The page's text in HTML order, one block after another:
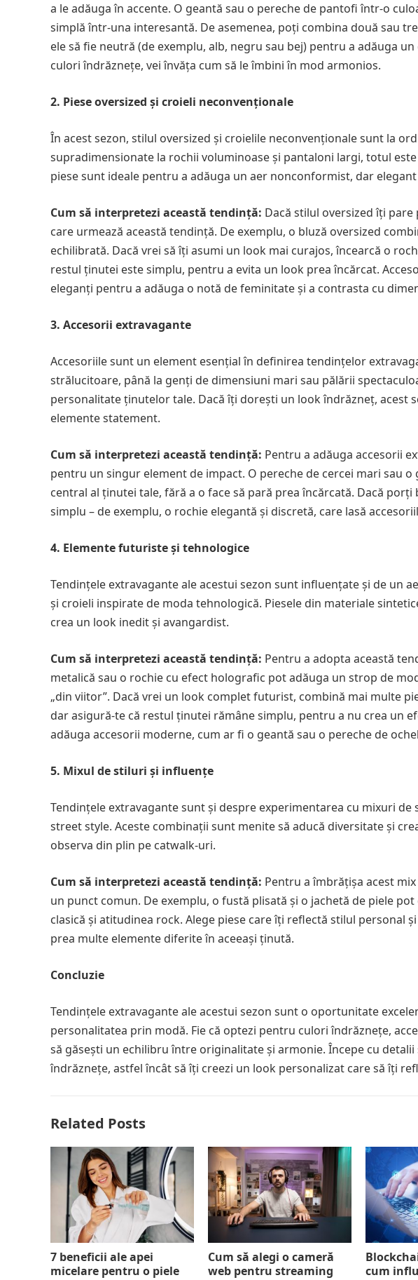
a le adăuga în accente. O geantă sau o pereche de pantofi într-o
simplă într-una interesantă. De asemenea, poți combina două sau
ele să fie neutră (de exemplu, alb, negru sau bej) pentru a adăuga
culori îndrăznețe, vei învăța cum să le îmbini în mod armonios.
2. Piese oversized și croieli neconvenționale
În acest sezon, stilul oversized și croielile neconvenționale sunt la
supradimensionate la rochii voluminoase și pantaloni largi, totul
piese sunt ideale pentru a adăuga un aer nonconformist, dar
Cum să interpretezi această tendință: Dacă stilul oversized îți
care urmează această tendință. De exemplu, o bluză oversized
echilibrată. Dacă vrei să îți asumi un look mai curajos, încearcă o
restul ținutei este simplu, pentru a evita un look prea încărcat.
eleganți pentru a adăuga o notă de feminitate și a contrasta cu
3. Accesorii extravagante
Accesoriile sunt un element esențial în definirea tendințelor
strălucitoare, până la genți de dimensiuni mari sau pălării
personalitate ținutelor tale. Dacă îți dorești un look îndrăzneț, acest
elemente statement.
Cum să interpretezi această tendință: Pentru a adăuga accesorii
pentru un singur element de impact. O pereche de cercei mari sau
central al ținutei tale, fără a o face să pară prea încărcată. Dacă
simplu – de exemplu, o rochie elegantă și discretă, care lasă
4. Elemente futuriste și tehnologice
Tendințele extravagante ale acestui sezon sunt influențate și de un
și croieli inspirate de moda tehnologică. Piesele din materiale
crea un look inedit și avangardist.
Cum să interpretezi această tendință: Pentru a adopta această
metalică sau o rochie cu efect holografic pot adăuga un strop de
„din viitor”. Dacă vrei un look complet futurist, combină mai multe
dar asigură-te că restul ținutei rămâne simplu, pentru a nu crea un
adăuga accesorii moderne, cum ar fi o geantă sau o pereche de
5. Mixul de stiluri și influențe
Tendințele extravagante sunt și despre experimentarea cu mixuri
street style. Aceste combinații sunt menite să aducă diversitate și
observa din plin pe catwalk-uri.
Cum să interpretezi această tendință: Pentru a îmbrățișa acest
un punct comun. De exemplu, o fustă plisată și o jachetă de piele
clasică și atitudinea rock. Alege piese care îți reflectă stilul personal
prea multe elemente diferite în aceeași ținută.
Concluzie
Tendințele extravagante ale acestui sezon sunt o oportunitate
personalitatea prin modă. Fie că optezi pentru culori îndrăznețe,
să găsești un echilibru între originalitate și armonie. Începe cu
îndrăznețe, astfel încât să îți creezi un look personalizat care să îți
Related Posts
7 beneficii ale apei
micelare pentru o piele
Cum să alegi o cameră
web pentru streaming
cum